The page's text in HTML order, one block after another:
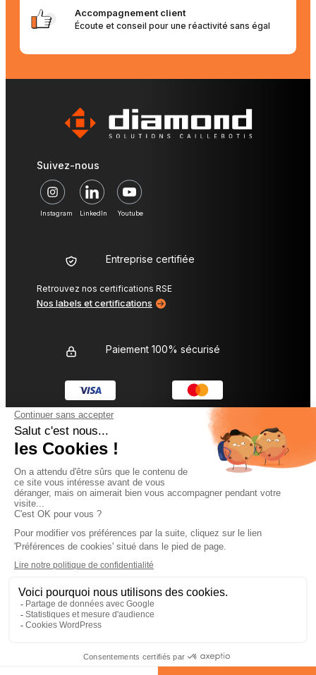
Accompagnement client
Écoute et conseil pour une réactivité sans égal
Suivez-nous
Instagram LinkedIn Youtube
Entreprise certifiée
Retrouvez nos certifications RSE
Nos labels et certifications
Paiement 100% sécurisé
L’entreprise Diamond
Nos services sur-mesure
Astuces et inspirations
Mentions légales
Politique de confidentialité
Gestion des cookies